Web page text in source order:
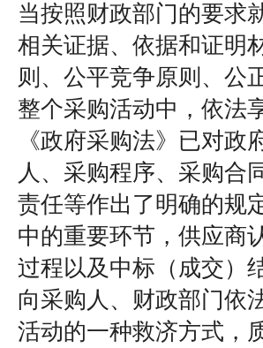
当按照财政部门的要求
相关证据、依据和证明
则、公平竞争原则、公
整个采购活动中，依法
《政府采购法》已对
人、采购程序、采购合
责任等作出了明确的规
中的重要环节，供应商
过程以及中标（成交）
向采购人、财政部门依
活动的一种救济方式，